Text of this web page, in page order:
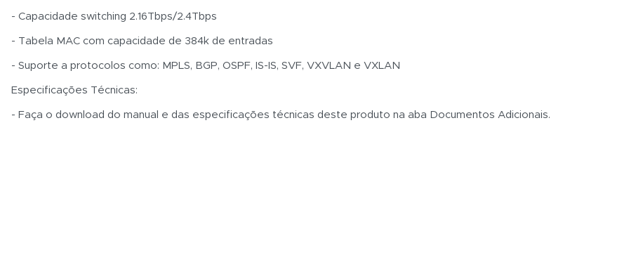
- Capacidade switching 2.16Tbps/2.4Tbps
- Tabela MAC com capacidade de 384k de entradas
- Suporte a protocolos como: MPLS, BGP, OSPF, IS-IS, SVF, VXVLAN e VXLAN
Especificações Técnicas:
- Faça o download do manual e das especificações técnicas deste produto na aba Documentos Adicionais.